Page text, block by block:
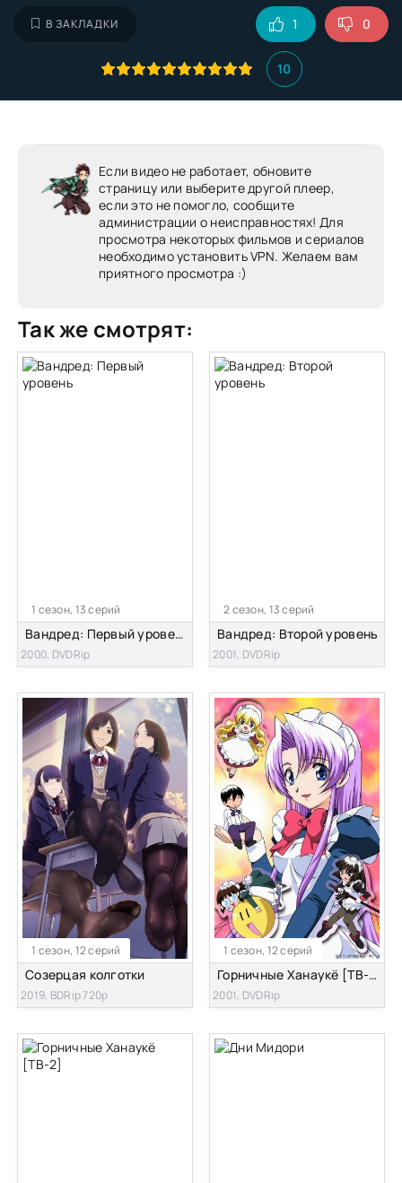
В ЗАКЛАДКИ
10
1 0
Если видео не работает, обновите
страницу или выберите другой плеер,
если это не помогло, сообщите
администрации о неисправностях! Для
просмотра некоторых фильмов и сериалов
необходимо установить VPN. Желаем вам
приятного просмотра :)
Так же смотрят:
1 сезон, 13 серий
Вандред: Первый уровень
2000, DVDRip
2 сезон, 13 серий
Вандред: Второй уровень
2001, DVDRip
1 сезон, 12 серий
Созерцая колготки
2019, BDRip 720p
1 сезон, 12 серий
Горничные Ханаукё [ТВ-1]
2001, DVDRip